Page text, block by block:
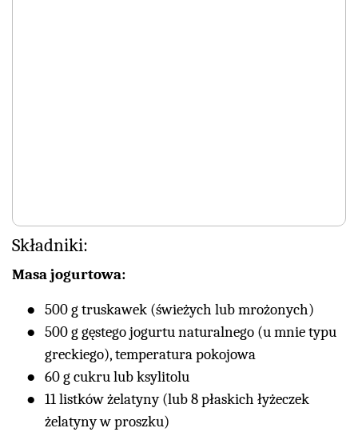
Składniki:
Masa jogurtowa:
500 g truskawek (świeżych lub mrożonych)
500 g gęstego jogurtu naturalnego (u mnie typu
greckiego), temperatura pokojowa
60 g cukru lub ksylitolu
11 listków żelatyny (lub 8 płaskich łyżeczek
żelatyny w proszku)